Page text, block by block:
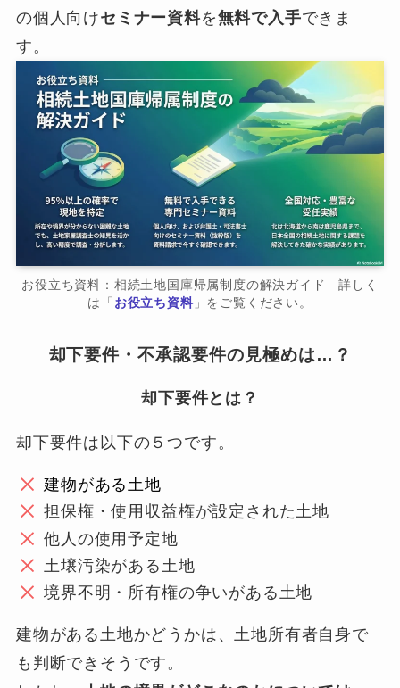
の個人向けセミナー資料を無料で入手できま
す。
お役立ち資料：相続土地国庫帰属制度の解決ガイド 詳しく
は「 お役立ち資料」をご覧ください。
却下要件・不承認要件の見極めは…？
却下要件とは？
却下要件は以下の５つです。
建物がある土地
担保権・使用収益権が設定された土地
他人の使用予定地
土壌汚染がある土地
境界不明・所有権の争いがある土地
建物がある土地かどうかは、土地所有者自身で
も判断できそうです。